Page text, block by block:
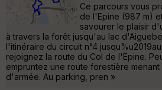
Ce parcours vous
de l'Epine (987 m)
savourer le plaisir
à travers la forêt jusqu'au lac
l'itinéraire du circuit n°4
rejoignez la route du Col de l'Epine.
empruntez une route forestière
d'armée. Au parking, pren »